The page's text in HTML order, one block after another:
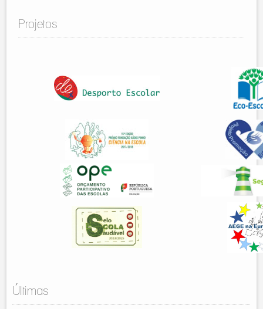
Projetos
Últimas